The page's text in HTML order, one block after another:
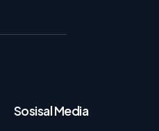
Sosisal Media